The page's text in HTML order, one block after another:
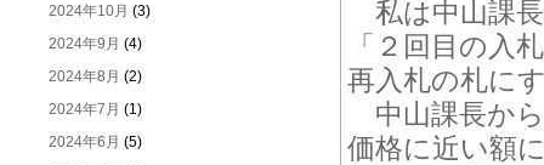
2024年10月 (3)
2024年9月 (4)
2024年8月 (2)
2024年7月 (1)
2024年6月 (5)
私は中山課
「２回目の入
再入札の札に
中山課長か
価格に近い額